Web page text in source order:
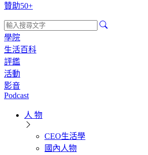
贊助50+
學院
生活百科
評鑑
活動
影音
Podcast
人 物
CEO生活學
國內人物